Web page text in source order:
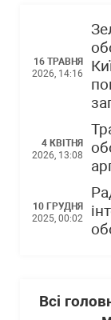
16 ТРАВНЯ
2026, 14:16
4 КВІТНЯ
2026, 13:08
10 ГРУДНЯ
2025, 00:02
Всі